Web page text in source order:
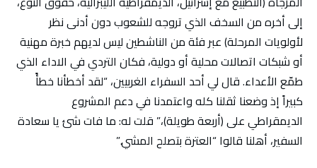
إلى أخره من السخف الذي تروجه للشعوب دون أدنى نظر
لأولويات المرحلة) عبر فئة من الناشطين ليس لديهم خبرة مهنية
أو شبكات اتصالات محلية أو دولية، فكان التردي في الاداء الذي
طمّع الأعداء. قال لي أحد السفراء الغربيين، “لقد أخطأنا خطأً
كبيراً إذ وضعنا ثقلنا كله واعتمدنا في دعم المشروع
الديمقراطي على (أربعة طويلة)،” قلت له: ما فات شئ يا سعادة
السفير، أهلنا قالوا “العترة بتصلح المشي.”